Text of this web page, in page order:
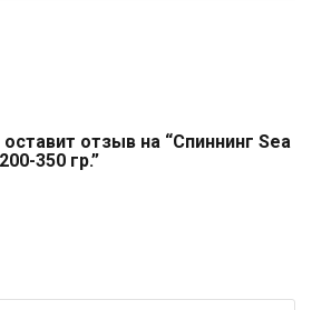
отзыв на “Спиннинг Sea
350 гр.”